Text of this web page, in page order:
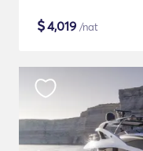
$4,019 /nat